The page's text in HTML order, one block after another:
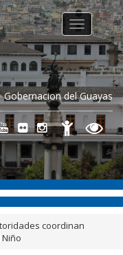
Gobernacion del Guayas
Toggle
navigation
coordinan